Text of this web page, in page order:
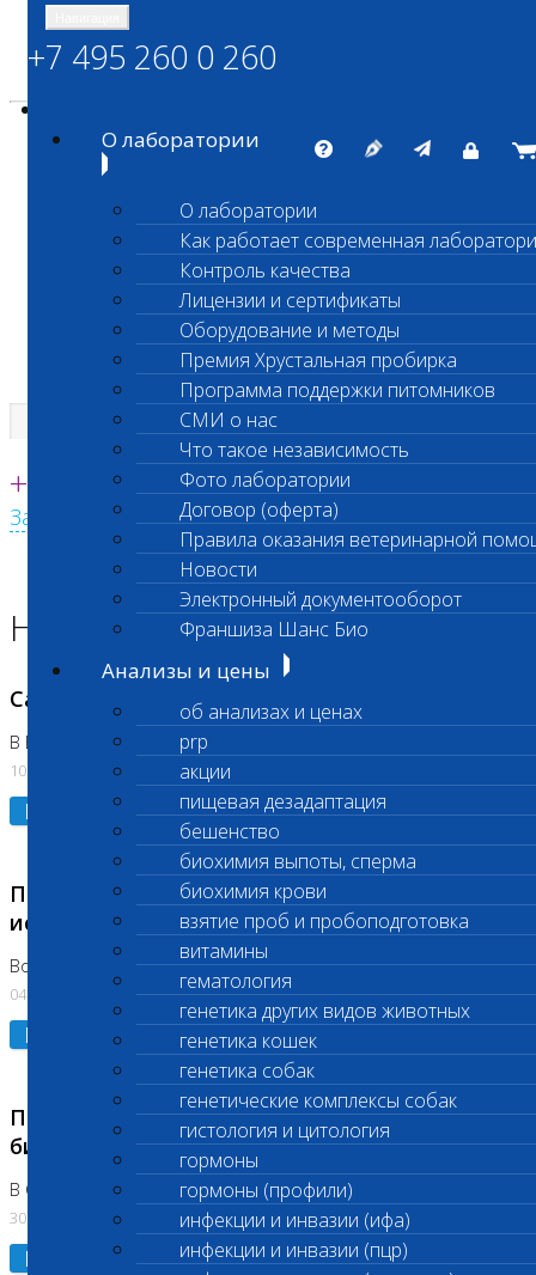
ШАНС БИО
Независимая ветеринарная лаборатория
Единая круглосуточная справочная
+7 495 260 0 260
Заказать звонок с сайта
+7 495 260 0 260
О лаборатории
О лаборатории
Как работает современная
Контроль качества
Лицензии и сертификаты
Оборудование и методы
Премия Хрустальная пробирка
Программа поддержки питомников
СМИ о нас
Что такое независимость
Фото лаборатории
Договор (оферта)
Правила оказания ветеринарной
Новости
Электронный документооборот
Франшиза Шанс Био
Анализы и цены
об анализах и ценах
prp
акции
пищевая дезадаптация
бешенство
биохимия выпоты, сперма
биохимия крови
взятие проб и пробоподготовка
витамины
гематология
генетика других видов животных
генетика кошек
генетика собак
генетические комплексы собак
гистология и цитология
гормоны
гормоны (профили)
инфекции и инвазии (ифа)
инфекции и инвазии (пцр)
Главная страница
Новости лаборатории
Санитарный день
В Вешняках 14.08.2026
10.08.2026
Подробнее
Приостановка срочных биохимических
исследований
Во Владыкино
04.08.2026
Подробнее
Приостановлено выполнение срочных
биохимических исследований
В Сколково. Код (123,309,310)
30.07.2026
Подробнее